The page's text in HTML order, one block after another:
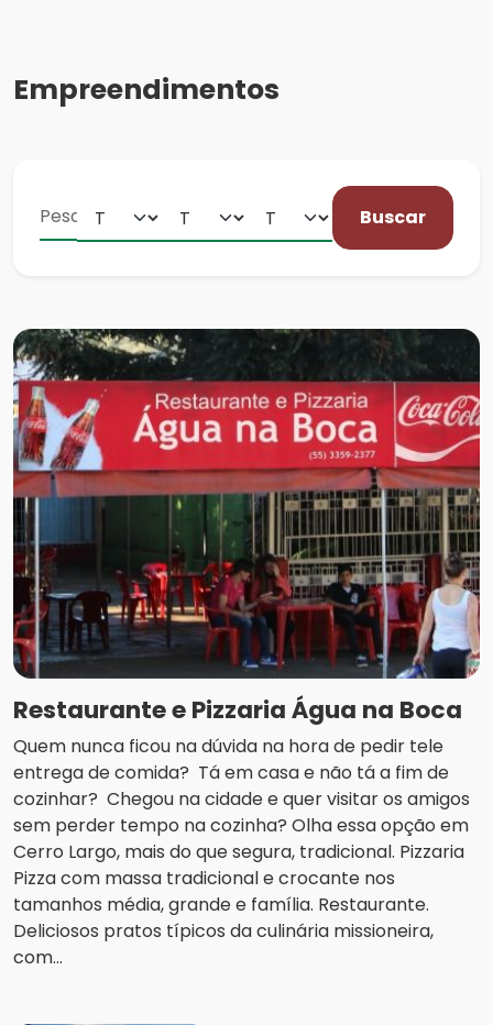
Empreendimentos
Buscar
Restaurante e Pizzaria Água na Boca
Quem nunca ficou na dúvida na hora de pedir tele
entrega de comida? Tá em casa e não tá a fim de
cozinhar? Chegou na cidade e quer visitar os amigos
sem perder tempo na cozinha? Olha essa opção em
Cerro Largo, mais do que segura, tradicional. Pizzaria
Pizza com massa tradicional e crocante nos
tamanhos média, grande e família. Restaurante.
Deliciosos pratos típicos da culinária missioneira,
com...